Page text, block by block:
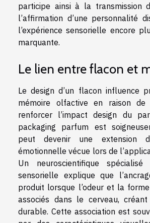
participe ainsi à la transmission
l’affirmation d’une personnalité
l’expérience sensorielle encore
marquante.
Le lien entre flacon et
Le design d’un flacon influence
mémoire olfactive en raison
renforcer l’impact design du
packaging parfum est
peut devenir une extension
émotionnelle vécue lors de
Un neuroscientifique
sensorielle explique que
produit lorsque l’odeur et la
associés dans le cerveau, créant
durable. Cette association est